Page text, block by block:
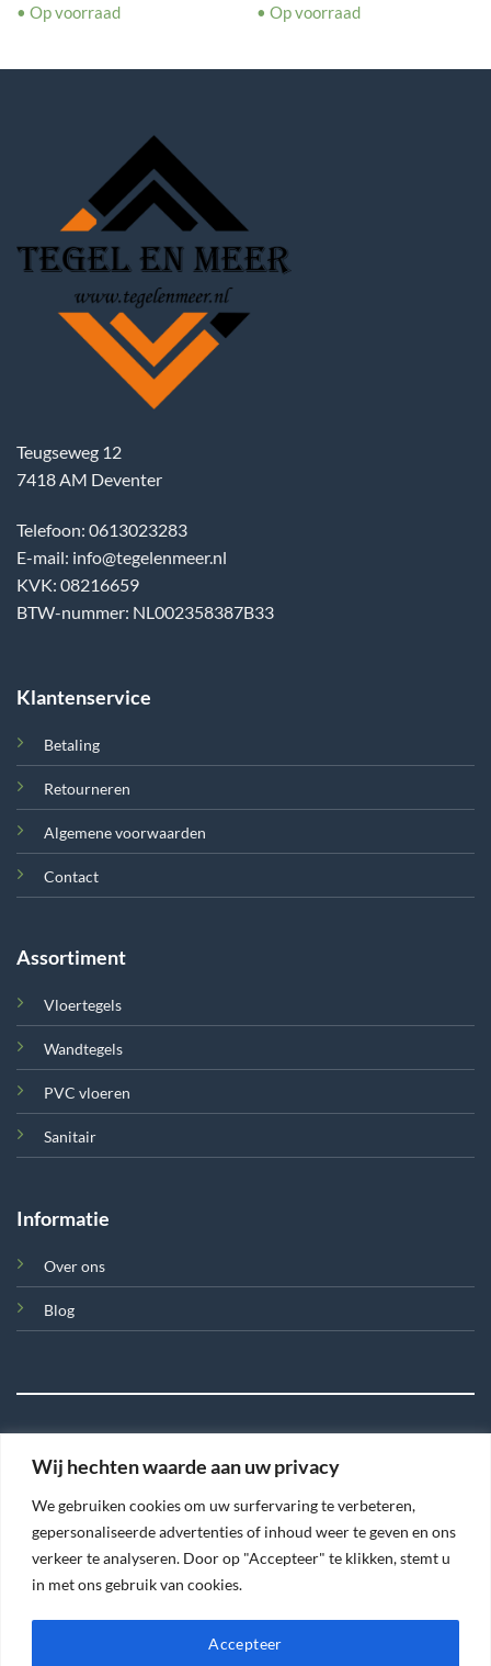
Wij hechten waarde aan uw privacy
We gebruiken cookies om uw surfervaring te verbeteren,
gepersonaliseerde advertenties of inhoud weer te geven en ons
verkeer te analyseren. Door op "Accepteer" te klikken, stemt u
in met ons gebruik van cookies.
Accepteer
• Op voorraad • Op voorraad
Teugseweg 12
7418 AM Deventer
Telefoon: 0613023283
E-mail: info@tegelenmeer.nl
KVK: 08216659
BTW-nummer: NL002358387B33
Klantenservice
Betaling
Retourneren
Algemene voorwaarden
Contact
Assortiment
Vloertegels
Wandtegels
PVC vloeren
Sanitair
Informatie
Over ons
Blog
2026 Tegel en Meer
TERMS PRIVACY